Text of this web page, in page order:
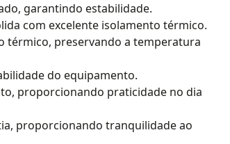
garantindo estabilidade.
com excelente isolamento térmico.
térmico, preservando a temperatura
do equipamento.
proporcionando praticidade no dia
proporcionando tranquilidade ao